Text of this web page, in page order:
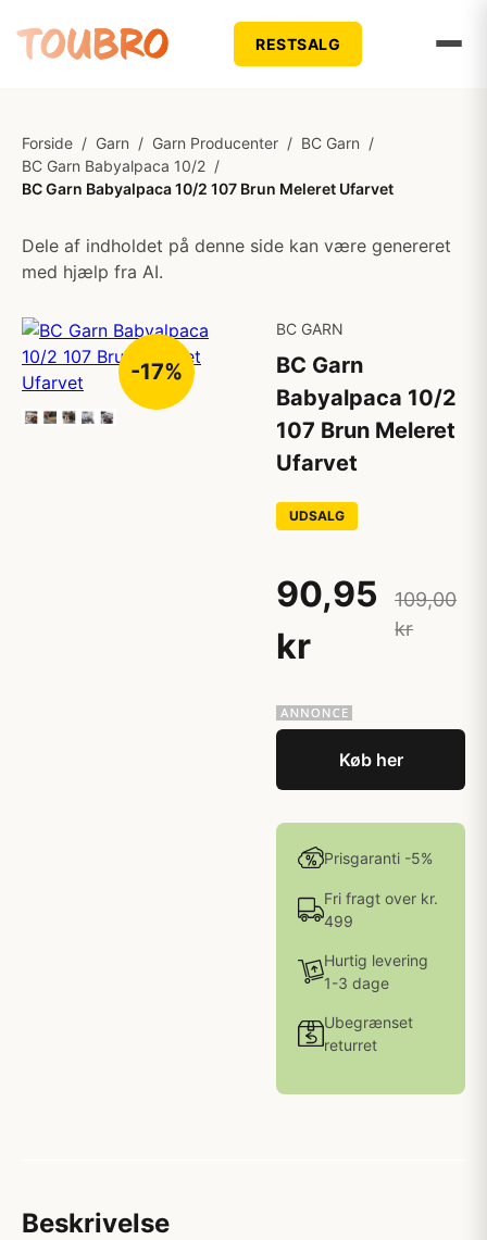
RESTSALG
Forside / Garn / Garn Producenter / BC Garn /
BC Garn Babyalpaca 10/2 /
BC Garn Babyalpaca 10/2 107 Brun Meleret Ufarvet
Dele af indholdet på denne side kan være genereret
med hjælp fra AI.
-17%
BC GARN
BC Garn
Babyalpaca 10/2
107 Brun Meleret
Ufarvet
UDSALG
90,95
kr
109,00
kr
Køb her
Prisgaranti -5%
Fri fragt over kr.
499
Hurtig levering
1-3 dage
Ubegrænset
returret
Beskrivelse